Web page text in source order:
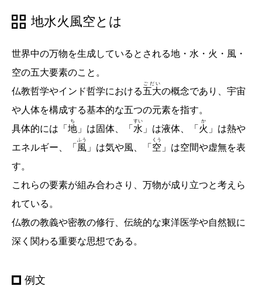
地水火風空とは
世界中の万物を生成しているとされる地・水・火・風・
空の五大要素のこと。
仏教哲学やインド哲学における五大
ごだい
の概念であり、宇宙
や人体を構成する基本的な五つの元素を指す。
具体的には「 地
ち
」は固体、「 水
すい
」は液体、「 火
か
」は熱や
エネルギー、「 風
ふう
」は気や風、「 空
くう
」は空間や虚無を表
す。
これらの要素が組み合わさり、万物が成り立つと考えら
れている。
仏教の教義や密教の修行、伝統的な東洋医学や自然観に
深く関わる重要な思想である。
例文